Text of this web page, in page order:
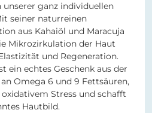
unserer ganz individuellen
seiner naturreinen
aus Kahaiöl und Maracuja
Mikrozirkulation der Haut
und Regeneration.
ein echtes Geschenk aus der
Omega 6 und 9 Fettsäuren,
Stress und schafft
Hautbild.